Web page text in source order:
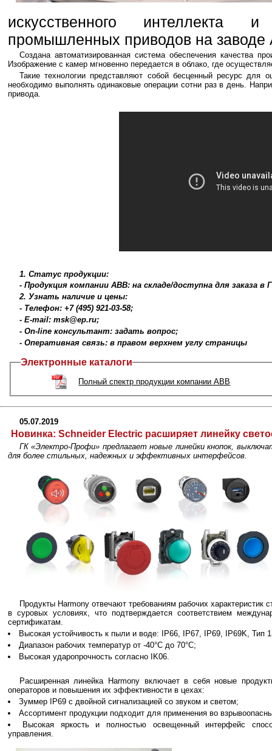
искусственного
промышленных приводов на заводе
Создана автоматизированная система обеспечения качества
Изображение с камер мгновенно передается в облако, где
Такие технологии представляют собой бесценный ресурс для
необходимо выполнять одинаковые операции сотни раз в день.
привода.
1. Статус продукции:
- Продукция компании ABB: на складе/доступна для заказа
2. Узнать наличие и цены:
- Телефон: +7 (495) 921-03-58;
- E-mail: msk@ep.ru;
- On-line консультант: задать вопрос;
- Оперативная связь: в правом верхнем углу страницы
Электронные каталоги
Полный спектр продукции компании ABB
05.07.2019
Новинка: Schneider Electric расширяет линейку
ГК «Электро-Профи» предлагает новые линейки кнопок,
для более стильных, надежных и эффективных интерфейсов.
Продукты Harmony отвечают требованиям рабочих характеристик
в суровых условиях, что подтверждается соответствием
сертификатам.
Высокая устойчивость к пыли и воде: IP66, IP67, IP69, IP69K, Тип
Диапазон рабочих температур от -40°C до 70°C;
Высокая ударопрочность согласно IK06.
Расширенная линейка Harmony включает в себя новые
операторов и повышения их эффективности в цехах:
Зуммер IP69 с двойной сигнализацией со звуком и светом;
Ассортимент продукции подходит для применения во
Высокая яркость и полностью освещенный интерфейс
управления.